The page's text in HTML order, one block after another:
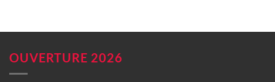
OUVERTURE 2026